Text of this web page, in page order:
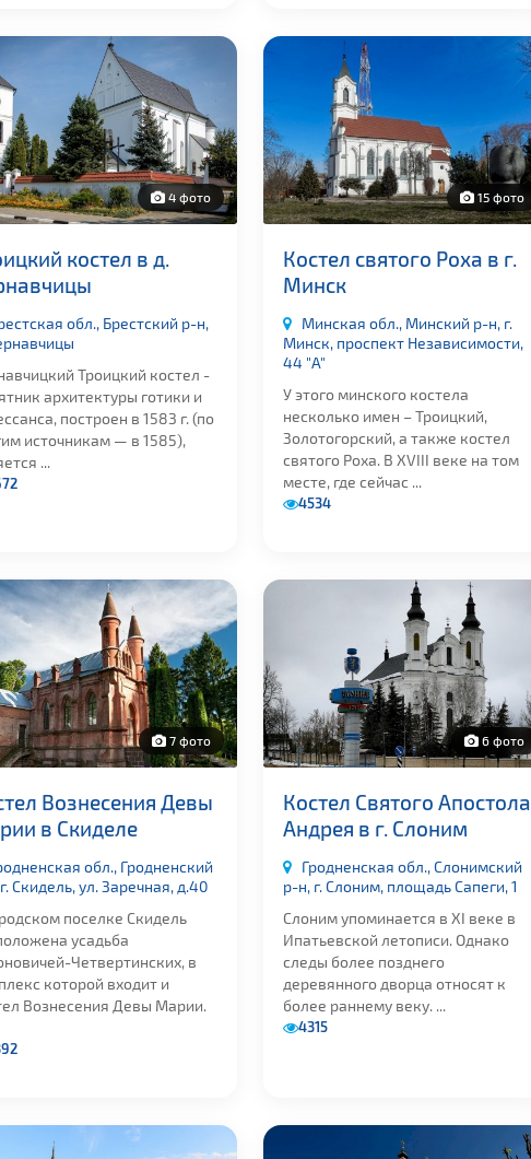
4 фото
костел в д.
обл., Брестский р-н,
Троицкий костел -
архитектуры готики и
построен в 1583 г. (по
источникам — в 1585),
...
15 фото
Костел святого Роха в г.
Минск
Минская обл., Минский р-н, г.
Минск, проспект Независимости,
44 "А"
У этого минского костела
несколько имен – Троицкий,
Золотогорский, а также костел
святого Роха. В XVIII веке на том
месте, где сейчас ...
4534
7 фото
Вознесения Девы
в Скиделе
обл., Гродненский
Скидель, ул. Заречная, д.40
поселке Скидель
усадьба
Четвертинских, в
которой входит и
Вознесения Девы Марии.
6 фото
Костел Cвятого Апостола
Андрея в г. Слоним
Гродненская обл., Слонимский
р-н, г. Слоним, площадь Сапеги, 1
Слоним упоминается в XI веке в
Ипатьевской летописи. Однако
следы более позднего
деревянного дворца относят к
более раннему веку. ...
4315